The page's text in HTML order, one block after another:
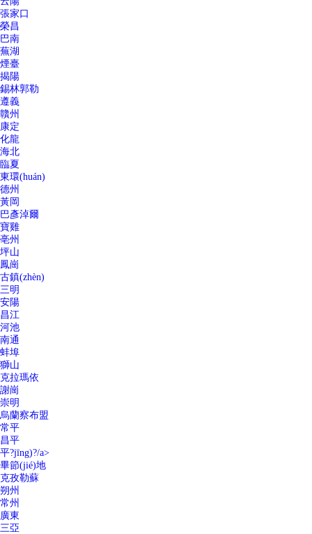
張家口
榮昌
巴南
蕪湖
煙臺
揭陽
錫林郭勒
遵義
贛州
康定
化龍
海北
臨夏
東環(huán)
德州
黃岡
巴彥淖爾
寶雞
亳州
坪山
鳳崗
古鎮(zhèn)
三明
安陽
昌江
河池
南通
蚌埠
獅山
克拉瑪依
謝崗
崇明
烏蘭察布盟
常平
昌平
平?jīng)?/a>
畢節(jié)地
克孜勒蘇
朔州
常州
廣東
三亞